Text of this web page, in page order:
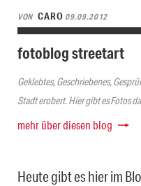
VON CARO 09.09.2012
fotoblog streetart
Geklebtes, Geschriebenes,
Stadt erobert. Hier gibt es Fotos
mehr über diesen blog
Heute gibt es hier im